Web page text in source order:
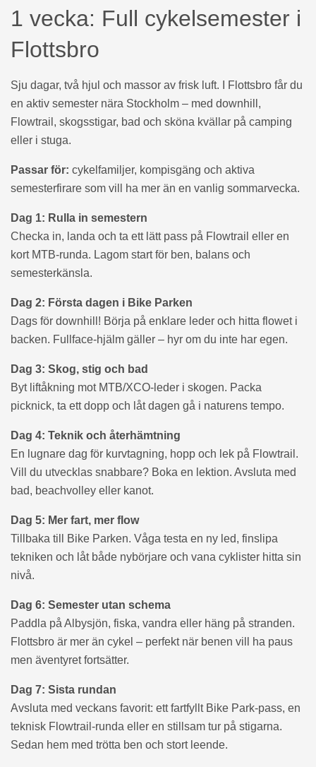
1 vecka: Full cykelsemester i
Flottsbro
Sju dagar, två hjul och massor av frisk luft. I Flottsbro får du
en aktiv semester nära Stockholm – med downhill,
Flowtrail, skogsstigar, bad och sköna kvällar på camping
eller i stuga.
Passar för: cykelfamiljer, kompisgäng och aktiva
semesterfirare som vill ha mer än en vanlig sommarvecka.
Dag 1: Rulla in semestern
Checka in, landa och ta ett lätt pass på Flowtrail eller en
kort MTB-runda. Lagom start för ben, balans och
semesterkänsla.
Dag 2: Första dagen i Bike Parken
Dags för downhill! Börja på enklare leder och hitta flowet i
backen. Fullface-hjälm gäller – hyr om du inte har egen.
Dag 3: Skog, stig och bad
Byt liftåkning mot MTB/XCO-leder i skogen. Packa
picknick, ta ett dopp och låt dagen gå i naturens tempo.
Dag 4: Teknik och återhämtning
En lugnare dag för kurvtagning, hopp och lek på Flowtrail.
Vill du utvecklas snabbare? Boka en lektion. Avsluta med
bad, beachvolley eller kanot.
Dag 5: Mer fart, mer flow
Tillbaka till Bike Parken. Våga testa en ny led, finslipa
tekniken och låt både nybörjare och vana cyklister hitta sin
nivå.
Dag 6: Semester utan schema
Paddla på Albysjön, fiska, vandra eller häng på stranden.
Flottsbro är mer än cykel – perfekt när benen vill ha paus
men äventyret fortsätter.
Dag 7: Sista rundan
Avsluta med veckans favorit: ett fartfyllt Bike Park-pass, en
teknisk Flowtrail-runda eller en stillsam tur på stigarna.
Sedan hem med trötta ben och stort leende.